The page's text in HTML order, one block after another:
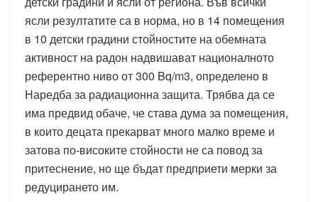
ясли резултатите са в норма, но в 14 помещения
в 10 детски градини стойностите на обемната
активност на радон надвишават националното
референтно ниво от 300 Bq/m3, определено в
Наредба за радиационна защита. Трябва да се
има предвид обаче, че става дума за помещения,
в които децата прекарват много малко време и
затова по-високите стойности не са повод за
притеснение, но ще бъдат предприети мерки за
редуцирането им.